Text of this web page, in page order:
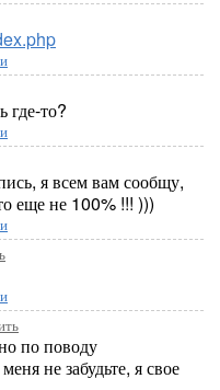
где-то?
я всем вам сообщу,
еще не 100% !!! )))
по поводу
не забудьте, я свое